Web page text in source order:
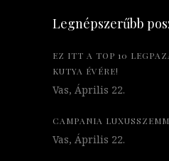
Legnépszerűbb
EZ ITT A TOP 10
KUTYA ÉVÉRE!
Vas, Április 22.
CAMPANIA
Vas, Április 22.